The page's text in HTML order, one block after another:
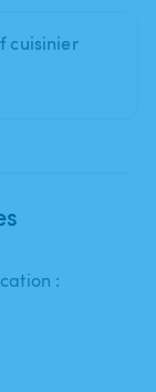
cuisinier
: